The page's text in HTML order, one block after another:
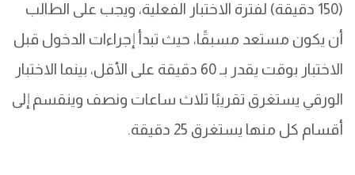
(150 دقيقة) لفترة الاختبار الفعلية، ويجب على الطالب
أن يكون مستعد مسبقًا، حيث تبدأ إجراءات الدخول قبل
الاختبار بوقت يقدر بـ 60 دقيقة على الأقل، بينما الاختبار
الورقي يستغرق تقريبًا ثلاث ساعات ونصف وينقسم إلى
أقسام كل منها يستغرق 25 دقيقة.